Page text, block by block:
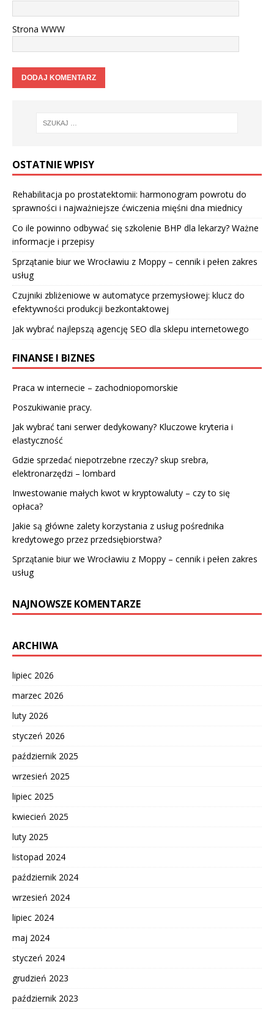
Strona WWW
OSTATNIE WPISY
Rehabilitacja po prostatektomii: harmonogram powrotu do
sprawności i najważniejsze ćwiczenia mięśni dna miednicy
Co ile powinno odbywać się szkolenie BHP dla lekarzy? Ważne
informacje i przepisy
Sprzątanie biur we Wrocławiu z Moppy – cennik i pełen zakres
usług
Czujniki zbliżeniowe w automatyce przemysłowej: klucz do
efektywności produkcji bezkontaktowej
Jak wybrać najlepszą agencję SEO dla sklepu internetowego
FINANSE I BIZNES
Praca w internecie – zachodniopomorskie
Poszukiwanie pracy.
Jak wybrać tani serwer dedykowany? Kluczowe kryteria i
elastyczność
Gdzie sprzedać niepotrzebne rzeczy? skup srebra,
elektronarzędzi – lombard
Inwestowanie małych kwot w kryptowaluty – czy to się
opłaca?
Jakie są główne zalety korzystania z usług pośrednika
kredytowego przez przedsiębiorstwa?
Sprzątanie biur we Wrocławiu z Moppy – cennik i pełen zakres
usług
NAJNOWSZE KOMENTARZE
ARCHIWA
lipiec 2026
marzec 2026
luty 2026
styczeń 2026
październik 2025
wrzesień 2025
lipiec 2025
kwiecień 2025
luty 2025
listopad 2024
październik 2024
wrzesień 2024
lipiec 2024
maj 2024
styczeń 2024
grudzień 2023
październik 2023